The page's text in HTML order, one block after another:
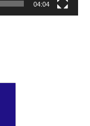
04:04